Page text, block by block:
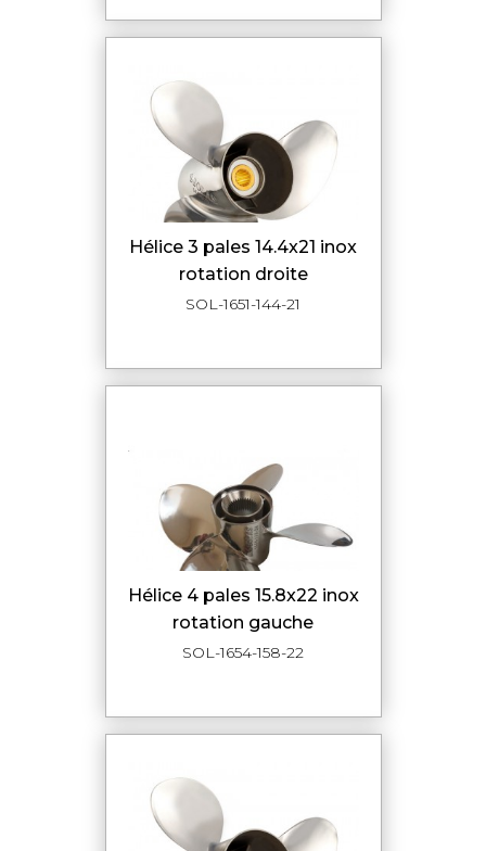
hélice 3 pales 14.4x21 inox
rotation droite
SOL-1651-144-21
hélice 4 pales 15.8x22 inox
rotation gauche
SOL-1654-158-22